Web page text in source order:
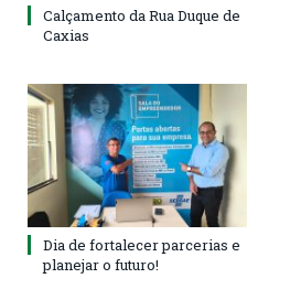
Calçamento da Rua Duque de
Caxias
Dia de fortalecer parcerias e
planejar o futuro!